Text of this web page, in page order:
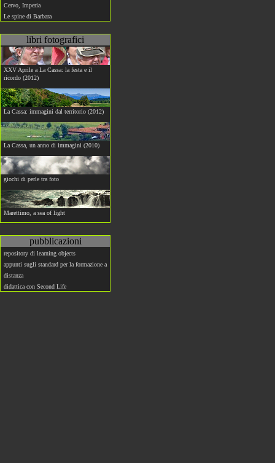
Cervo, Imperia
Le spine di Barbara
libri fotografici
XXV Aprile a La Cassa: la festa e il
ricordo (2012)
La Cassa: immagini dal territorio (2012)
La Cassa, un anno di immagini (2010)
giochi di perle tra foto
Marettimo, a sea of light
pubblicazioni
repository di learning objects
appunti sugli standard per la formazione a
distanza
didattica con Second Life